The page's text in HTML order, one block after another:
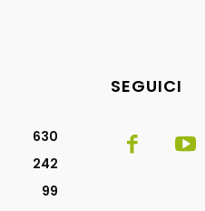
630
242
99
SEGUICI